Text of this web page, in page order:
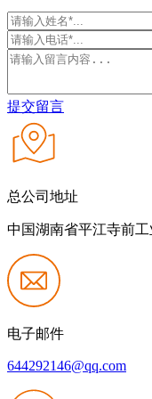
提交留言
总公司地址
中国湖南省平江寺前工
电子邮件
644292146@qq.com